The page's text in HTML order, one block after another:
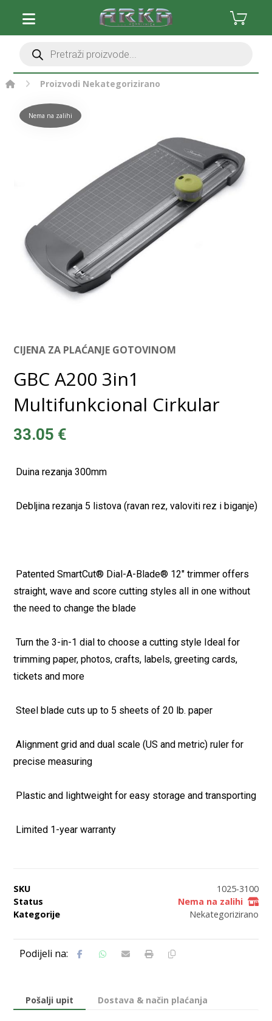
Proizvodi Nekategorizirano
Nema na zalihi
CIJENA ZA PLAĆANJE GOTOVINOM
GBC A200 3in1
Multifunkcional Cirkular
33.05 €
 Duina rezanja 300mm
 Debljina rezanja 5 listova (ravan rez, valoviti rez i biganje)
 Patented SmartCut® Dial-A-Blade® 12" trimmer offers
straight, wave and score cutting styles all in one without
the need to change the blade
 Turn the 3-in-1 dial to choose a cutting style Ideal for
trimming paper, photos, crafts, labels, greeting cards,
tickets and more
 Steel blade cuts up to 5 sheets of 20 lb. paper
 Alignment grid and dual scale (US and metric) ruler for
precise measuring
 Plastic and lightweight for easy storage and transporting
 Limited 1-year warranty
SKU
1025-3100
Status
Nema na zalihi
Kategorije
Nekategorizirano
Pošalji upit Dostava & način plaćanja